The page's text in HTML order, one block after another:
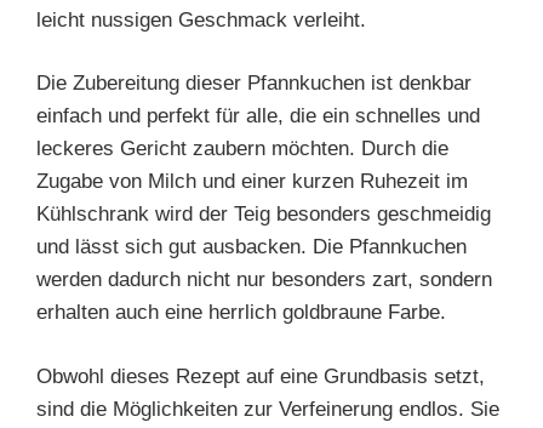
leicht nussigen Geschmack verleiht.
Die Zubereitung dieser Pfannkuchen ist denkbar
einfach und perfekt für alle, die ein schnelles und
leckeres Gericht zaubern möchten. Durch die
Zugabe von Milch und einer kurzen Ruhezeit im
Kühlschrank wird der Teig besonders geschmeidig
und lässt sich gut ausbacken. Die Pfannkuchen
werden dadurch nicht nur besonders zart, sondern
erhalten auch eine herrlich goldbraune Farbe.
Obwohl dieses Rezept auf eine Grundbasis setzt,
sind die Möglichkeiten zur Verfeinerung endlos. Sie